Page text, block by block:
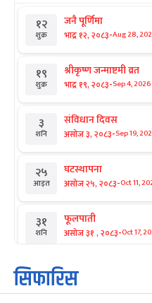
१२
शुक्र
जनै पूर्णिमा
भाद्र १२, २०८३-Aug 28,
१९
शुक्र
श्रीकृष्ण जन्माष्टमी व्रत
भाद्र १९, २०८३-Sep 4, 2026
३
शनि
संविधान दिवस
असोज ३, २०८३-Sep 19,
२५
आइत
घटस्थापना
असोज २५, २०८३-Oct 11,
३१
शनि
फूलपाती
असोज ३१ , २०८३-Oct 17,
१
आइत
कार्तिक सङ्क्रान्ति
कार्तिक १, २०८३
सिफारिस